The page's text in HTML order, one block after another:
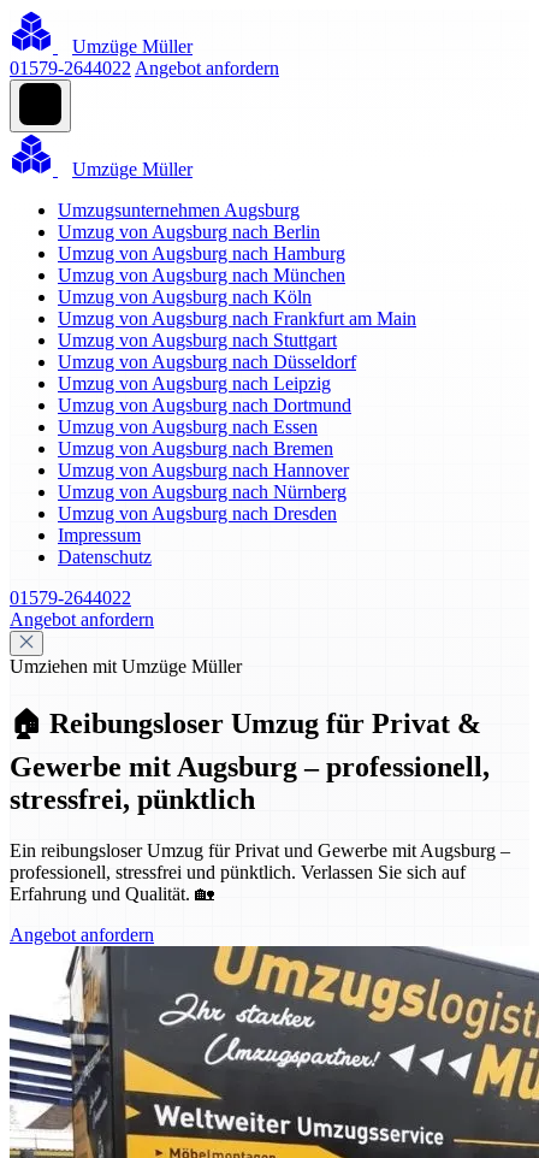
Umzüge Müller
01579-2644022 Angebot anfordern
Umzüge Müller
Umzugsunternehmen Augsburg
Umzug von Augsburg nach Berlin
Umzug von Augsburg nach Hamburg
Umzug von Augsburg nach München
Umzug von Augsburg nach Köln
Umzug von Augsburg nach Frankfurt am Main
Umzug von Augsburg nach Stuttgart
Umzug von Augsburg nach Düsseldorf
Umzug von Augsburg nach Leipzig
Umzug von Augsburg nach Dortmund
Umzug von Augsburg nach Essen
Umzug von Augsburg nach Bremen
Umzug von Augsburg nach Hannover
Umzug von Augsburg nach Nürnberg
Umzug von Augsburg nach Dresden
Impressum
Datenschutz
01579-2644022
Angebot anfordern
Umziehen mit Umzüge Müller
🏠 Reibungsloser Umzug für Privat &
Gewerbe mit Augsburg – professionell,
stressfrei, pünktlich
Ein reibungsloser Umzug für Privat und Gewerbe mit Augsburg –
professionell, stressfrei und pünktlich. Verlassen Sie sich auf
Erfahrung und Qualität. 🏡
Angebot anfordern